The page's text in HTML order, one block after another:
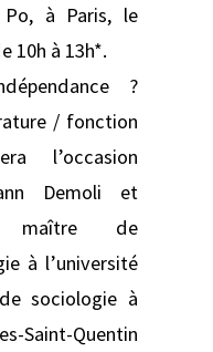
Po, à Paris, le
10h à 13h*.
?
/ fonction
l’occasion
Demoli et
maître de
à l’université
sociologie à
Saint-Quentin